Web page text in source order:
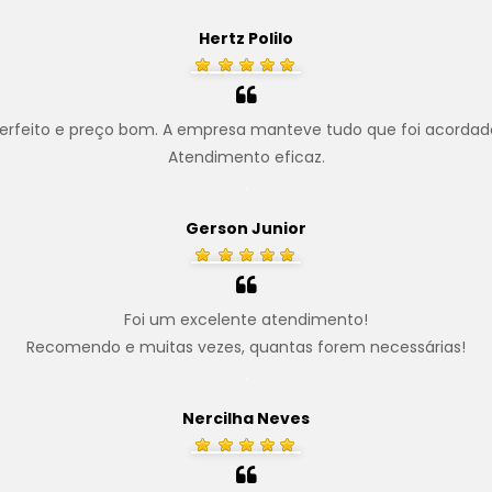
Hertz Polilo
e preço bom. A empresa manteve tudo que foi
Atendimento eficaz.
Gerson Junior
Foi um excelente atendimento!
Recomendo e muitas vezes, quantas forem necessárias!
Nercilha Neves